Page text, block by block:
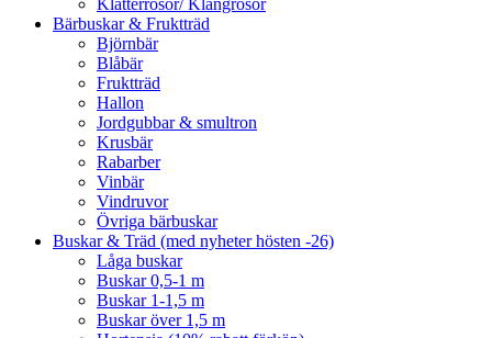
Bärbuskar & Fruktträd
Björnbär
Blåbär
Fruktträd
Hallon
Jordgubbar & smultron
Krusbär
Rabarber
Vinbär
Vindruvor
Övriga bärbuskar
Buskar & Träd (med nyheter hösten -26)
Låga buskar
Buskar 0,5-1 m
Buskar 1-1,5 m
Buskar över 1,5 m